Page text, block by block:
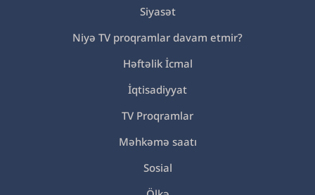
Siyasət
Niyə TV proqramlar davam etmir?
Həftəlik İcmal
İqtisadiyyat
TV Proqramlar
Məhkəmə saatı
Sosial